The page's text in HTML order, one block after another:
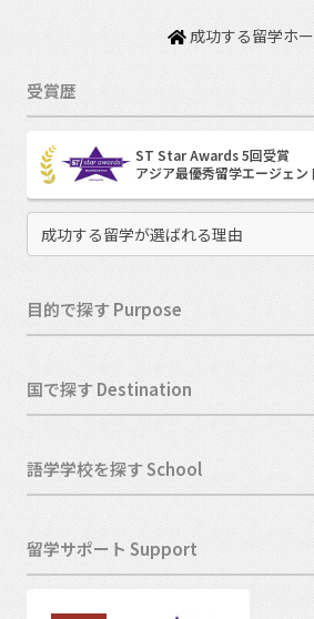
成功する留学ホ
受賞歴
ST Star Awards 5回受賞
アジア最優秀留学エージェン
成功する留学が選ばれる理由
目的で探す Purpose
国で探す Destination
語学学校を探す School
留学サポート Support